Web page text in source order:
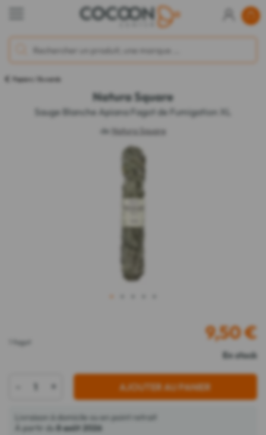
Papiers / Buvards
Natura Square
Sauge Blanche Apiana Fagot de Fumigation XL
de Natura Square
1
1 fagot 9,50€
En stock
+ AJOUTER AU PANIER
Livraison à domicile ou en point retrait
À partir du 8 août 2026